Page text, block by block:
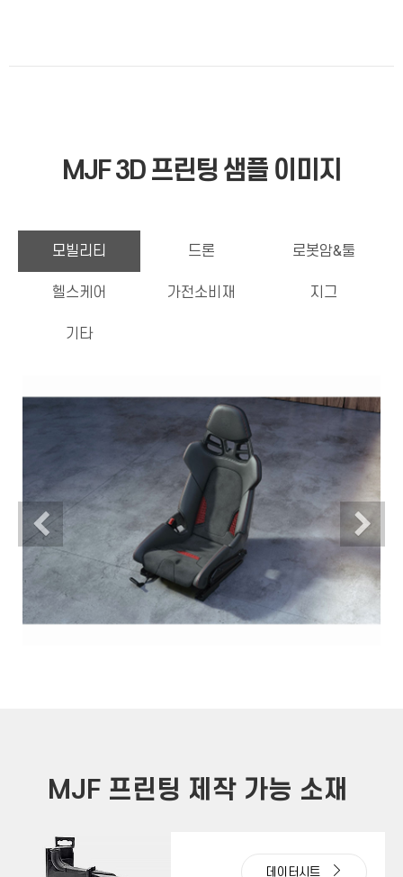
MJF 3D 프린팅 샘플 이미지
모빌리티 드론 로봇암&툴
헬스케어 가전소비재 지그
기타
Previous
MJF 프린팅 제작 가능 소재
데이터시트